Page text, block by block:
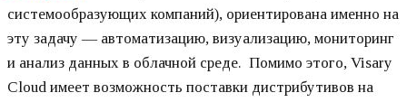
системообразующих компаний), ориентирована именно на
эту задачу — автоматизацию, визуализацию, мониторинг
и анализ данных в облачной среде. Помимо этого, Visary
Сloud имеет возможность поставки дистрибутивов на